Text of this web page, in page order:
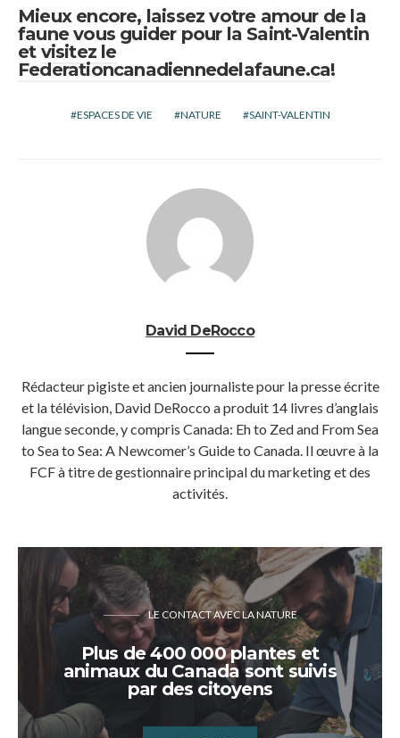
Mieux encore, laissez votre amour de la
faune vous guider pour la Saint-Valentin
et visitez le
Federationcanadiennedelafaune.ca!
ESPACES DE VIE NATURE SAINT-VALENTIN
David DeRocco
Rédacteur pigiste et ancien journaliste pour la presse écrite
et la télévision, David DeRocco a produit 14 livres d’anglais
langue seconde, y compris Canada: Eh to Zed and From Sea
to Sea to Sea: A Newcomer’s Guide to Canada. Il œuvre à la
FCF à titre de gestionnaire principal du marketing et des
activités.
LE CONTACT AVEC LA NATURE
Plus de 400 000 plantes et
animaux du Canada sont suivis
par des citoyens